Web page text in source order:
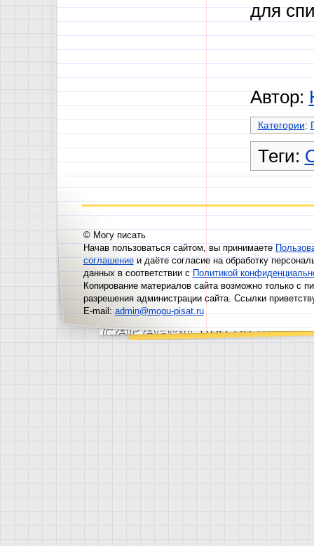
для
Автор:
Категории:
Теги:
© Могу писать
Начав пользоваться сайтом, вы принимаете
соглашениеи даёте согласие на обработку
данных в соответствии сПолитикой
Копирование материалов сайта возможно только с
разрешения администрации сайта. Ссылки
E-mail:admin@mogu-pisat.ru